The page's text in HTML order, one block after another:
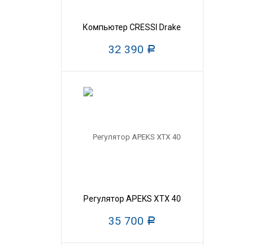
Компьютер CRESSI Drake
32 390 Р
Регулятор APEKS ХTX 40
35 700 Р